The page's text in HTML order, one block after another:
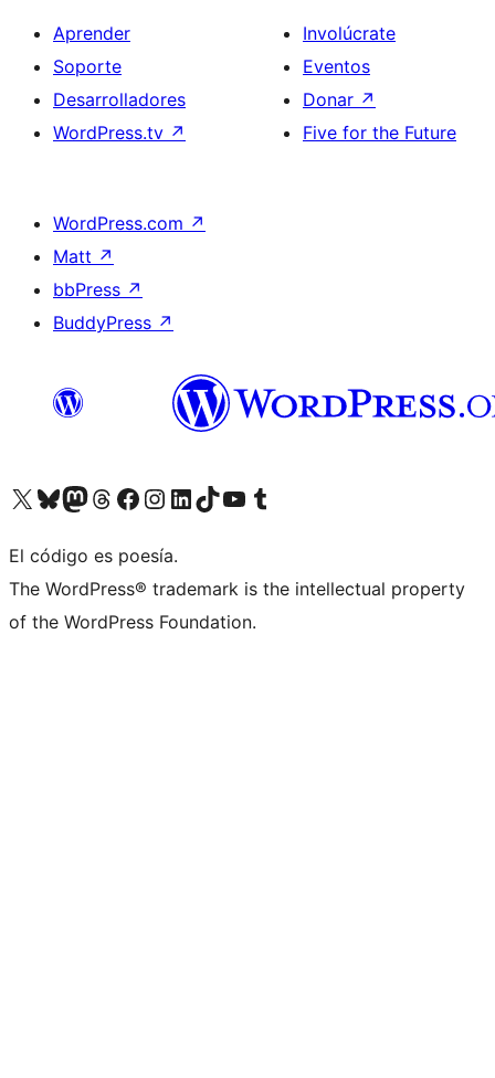
Aprender
Soporte
Desarrolladores
WordPress.tv ↗
Involúcrate
Eventos
Donar ↗
Five for the Future
WordPress.com ↗
Matt ↗
bbPress ↗
BuddyPress ↗
Visita nuestra cuenta de X (anteriormente Twitter)
Visita nuestra cuenta de Bluesky
Visita nuestra cuenta de Mastodon
Visita nuestra cuenta de Threads
Visita nuestra página de Facebook
Visita nuestra cuenta de Instagram
Visita nuestra cuenta de LinkedIn
Visita nuestra cuenta de TikTok
Visita nuestro canal de YouTube
Visita nuestra cuenta de Tumblr
El código es poesía.
The WordPress® trademark is the intellectual property
of the WordPress Foundation.